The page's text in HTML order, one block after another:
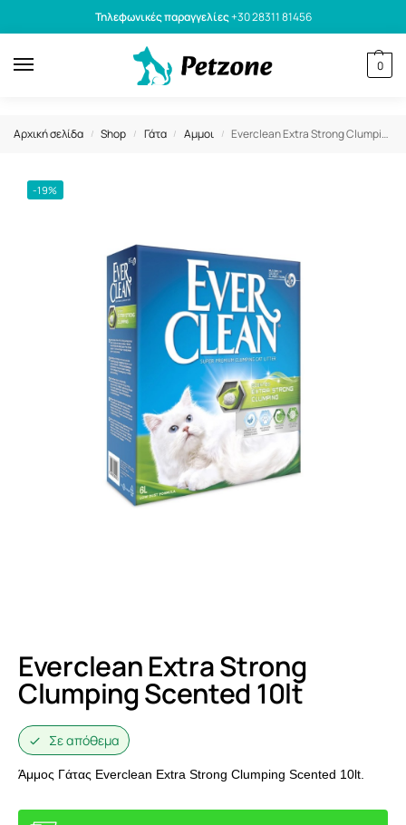
Τηλεφωνικές παραγγελίες+30 28311 81456
0
Αρχική σελίδα / Shop / Γάτα / Αμμοι / Everclean Extra Strong Clumping Scented 10lt
-19%
Everclean Extra Strong
Clumping Scented 10lt
Σε απόθεμα
Άμμος Γάτας Everclean Extra Strong Clumping Scented 10lt.